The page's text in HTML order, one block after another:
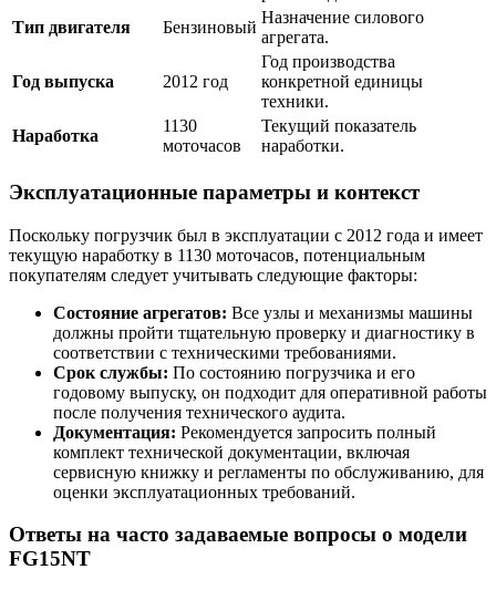
Тип двигателя
Бензиновый
Назначение силового
агрегата.
Год выпуска 2012 год
Год производства
конкретной единицы
техники.
Наработка
1130
моточасов
Текущий показатель
наработки.
Эксплуатационные параметры и контекст
Поскольку погрузчик был в эксплуатации с 2012 года и имеет
текущую наработку в 1130 моточасов, потенциальным
покупателям следует учитывать следующие факторы:
Состояние агрегатов: Все узлы и механизмы машины
должны пройти тщательную проверку и диагностику в
соответствии с техническими требованиями.
Срок службы: По состоянию погрузчика и его
годовому выпуску, он подходит для оперативной работы
после получения технического аудита.
Документация: Рекомендуется запросить полный
комплект технической документации, включая
сервисную книжку и регламенты по обслуживанию, для
оценки эксплуатационных требований.
Ответы на часто задаваемые вопросы о модели
FG15NT